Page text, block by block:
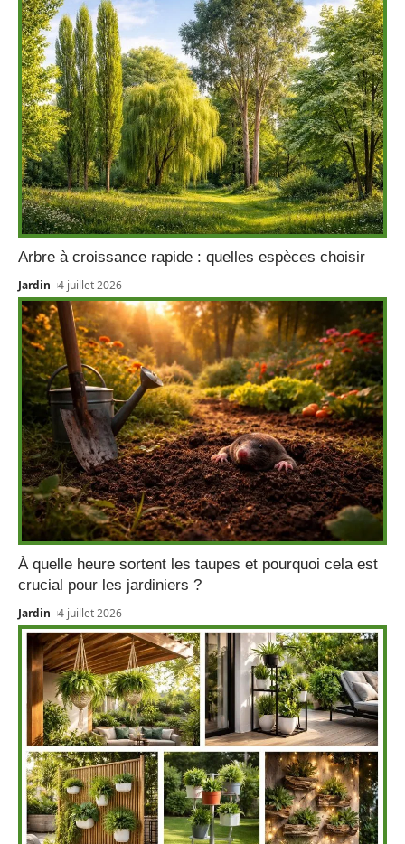
Arbre à croissance rapide : quelles espèces choisir
Jardin 4 juillet 2026
À quelle heure sortent les taupes et pourquoi cela est
crucial pour les jardiniers ?
Jardin 4 juillet 2026